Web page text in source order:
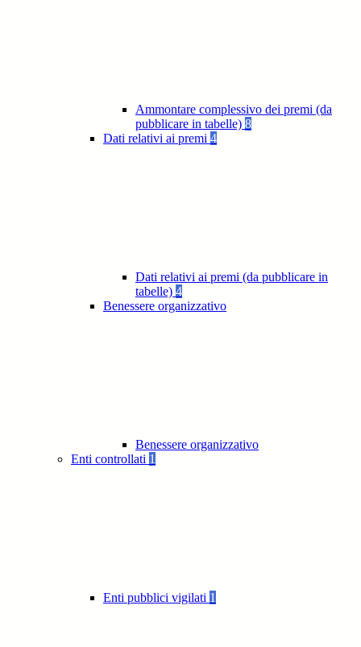
Ammontare complessivo dei premi (da
pubblicare in tabelle) 8
Dati relativi ai premi 4
Dati relativi ai premi (da pubblicare in
tabelle) 4
Benessere organizzativo
Benessere organizzativo
Enti controllati 1
Enti pubblici vigilati 1